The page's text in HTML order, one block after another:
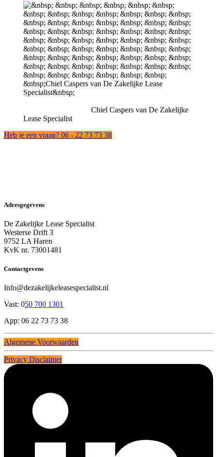
Chiel Caspers van De Zakelijke
Lease Specialist
Heb je een vraag? 06 - 22 73 73 38
Adresgegevens
De Zakelijke Lease Specialist
Westerse Drift 3
9752 LA Haren
KvK nr. 73001481
Contactgevens
Info@dezakelijkeleasespecialist.nl
Vast: 050 700 1301
App: 06 22 73 73 38
Algemene Voorwaarden
Privacy Disclaimer